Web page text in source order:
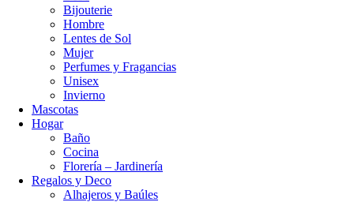
Bijouterie
Hombre
Lentes de Sol
Mujer
Perfumes y Fragancias
Unisex
Invierno
Mascotas
Hogar
Baño
Cocina
Florería – Jardinería
Regalos y Deco
Alhajeros y Baúles